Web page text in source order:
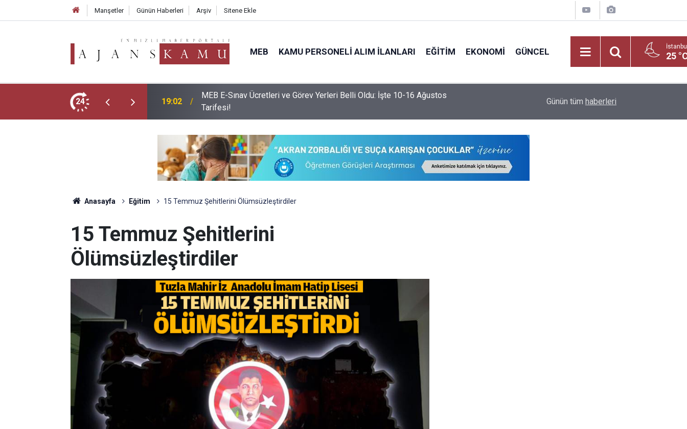
Manşetler Günün Haberleri Arşiv Sitene Ekle
MEB KAMU PERSONELI ALIM İLANLARI EĞITIM EKONOMI GÜNCEL 25
24
Belli Oldu: İşte 10-16 Ağustos
18:10
Yeni Dönemde Devamsızlık Sınırını Aşan Öğrencilere Ek Yaptırım
Uygulanacak!
Yayınlandı
Günün tüm haberleri
Anasayfa Eğitim 15 Temmuz Şehitlerini Ölümsüzleştirdiler
15 Temmuz Şehitlerini
Ölümsüzleştirdiler